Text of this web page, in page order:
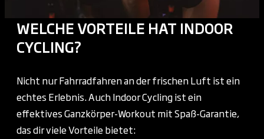
WELCHE VORTEILE HAT INDOOR
CYCLING?
Nicht nur Fahrradfahren an der frischen Luft ist ein
echtes Erlebnis. Auch Indoor Cycling ist ein
effektives Ganzkörper-Workout mit Spaß-Garantie,
das dir viele Vorteile bietet: